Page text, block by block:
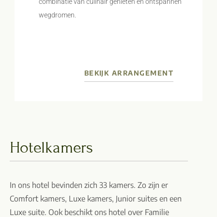
combinatie van culinair genieten en ontspannen
wegdromen.
BEKIJK ARRANGEMENT
Hotelkamers
In ons hotel bevinden zich 33 kamers. Zo zijn er
Comfort kamers, Luxe kamers, Junior suites en een
Luxe suite. Ook beschikt ons hotel over Familie